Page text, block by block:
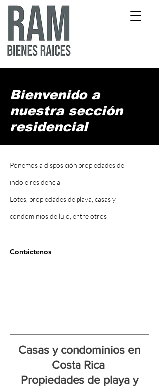
Bienvenido a
nuestra sección
residencial
Ponemos a disposición propiedades de
indole residencial
Lotes, propiedades de playa, casas y
condominios de lujo, entre otros
Contáctenos
Casas y condominios en
Costa Rica
Propiedades de playa y